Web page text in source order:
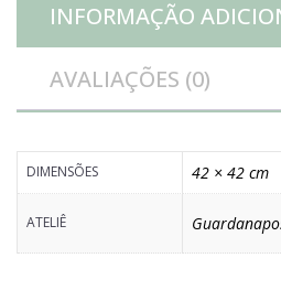
INFORMAÇÃO
AVALIAÇÕES (0)
DIMENSÕES 42 × 42 cm
ATELIÊ